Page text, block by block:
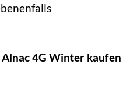
4G Winter kaufen